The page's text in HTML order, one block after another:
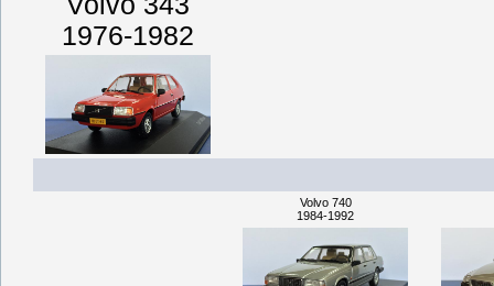
1976-1982
Volvo 740
1984-1992